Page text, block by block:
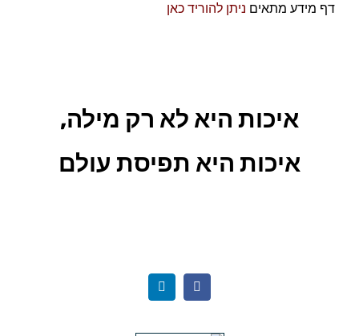
דף מידע מתאים ניתן להוריד כאן
איכות היא לא רק מילה,
איכות היא תפיסת עולם